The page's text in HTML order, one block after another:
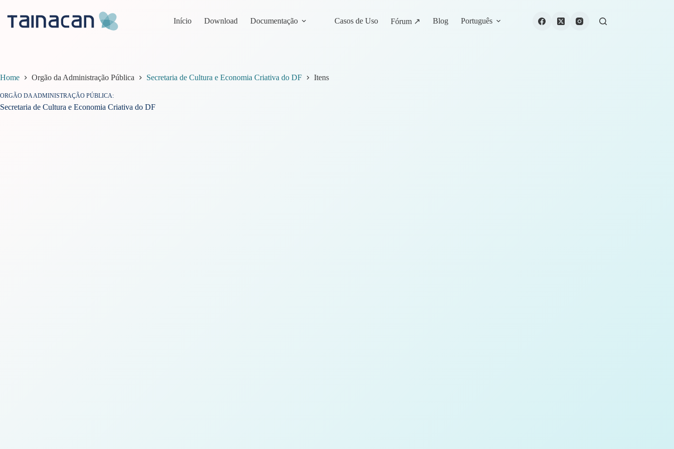
conteúdo
Início Download Documentação Casos de Uso Fórum ↗ Blog Português
Home Orgão da Administração Pública Secretaria de Cultura e Economia Criativa do DF Itens
ORGÃO DA ADMINISTRAÇÃO PÚBLICA
Secretaria de Cultura e Economia Criativa do DF